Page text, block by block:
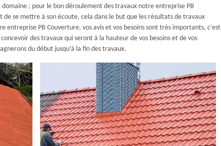
domaine ; pour le bon déroulement des travaux notre entreprise PB
se mettre à son écoute, cela dans le but que les résultats de travaux
entreprise PB Couverture, vos avis et vos besoins sont très importants, c’est
des travaux qui seront à la hauteur de vos besoins et de vos
du début jusqu’à la fin des travaux.